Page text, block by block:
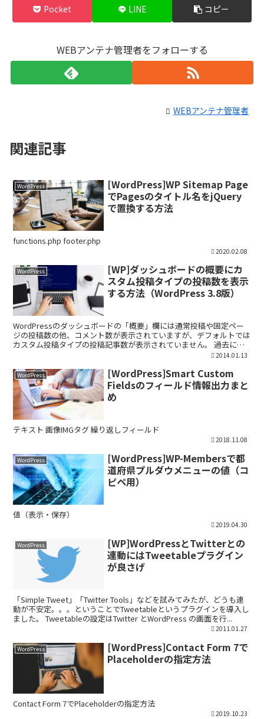
Pocket LINE コピー
WEBアンテナ管理者をフォローする
WEBアンテナ管理者
関連記事
WordPress
[WordPress]WP Sitemap Page
でPagesのタイトル名をjQuery
で置換する方法
functions.php footer.php
2020.02.08
WordPress
[WP]ダッシュボードの概要にカ
スタム投稿タイプの投稿数を表示
する方法（WordPress 3.8版）
WordPressのダッシュボードの「概要」欄には通常投稿や固定ペー
ジの投稿数の他、コメント数が表示されていますが、デフォルトでは
カスタム投稿タイプの投稿記事数が表示されていません。 過去にダ
2014.01.13
WordPress
[WordPress]Smart Custom
Fieldsのフィールド情報出力まと
め
テキスト 画像IMGタグ 繰り返しフィールド
2018.11.08
WordPress
[WordPress]WP-Membersで都
道府県プルダウメニューの値（コ
ピペ用）
値（表示・保存）
2019.04.30
WordPress
[WP]WordPressとTwitterとの
連動にはTweetableプラグイン
が良さげ
「Simple Tweet」「Twitter Tools」などを試みてみたが、どうも連
動が不安定。。。ということでTweetableというプラグインを導入し
ました。 Tweetableの設定はTwitter とWordPress の画面を行...
2011.01.27
WordPress
[WordPress]Contact Form 7で
Placeholderの指定方法
Contact Form 7でPlaceholderの指定方法
2019.10.23